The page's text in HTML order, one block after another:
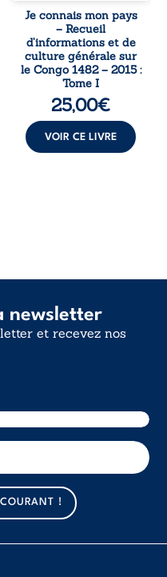
patriotique.
Accessible à tous,
ce recueil offre
des repères
essentiels pour
mieux
comprendre le ...
Je connais mon pays
– Recueil
d’informations et de
culture générale sur
le Congo 1482 – 2015 :
Tome I
25,00€
VOIR CE LIVRE
newsletter
et recevez nos
!